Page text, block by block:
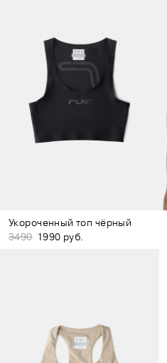
Укороченный топ чёрный
3490 1990 руб.